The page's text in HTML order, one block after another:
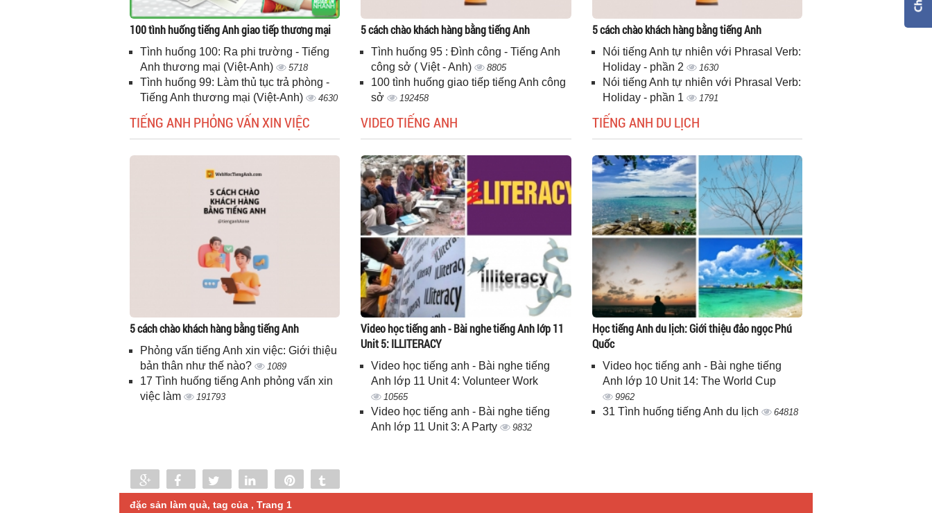
100 tình huống tiếng Anh giao tiếp thương mại
Tình huống 100: Ra phi trường - Tiếng
Anh thương mại (Việt-Anh)
5718
Tình huống 99: Làm thủ tục trả phòng -
Tiếng Anh thương mại (Việt-Anh)
4630
5 cách chào khách hàng bằng tiếng Anh
Tình huống 95 : Đình công - Tiếng Anh
công sở ( Việt - Anh)
8805
100 tình huống giao tiếp tiếng Anh công
sở
192458
5 cách chào khách hàng bằng tiếng Anh
Nói tiếng Anh tự nhiên với Phrasal Verb:
Holiday - phần 2
1630
Nói tiếng Anh tự nhiên với Phrasal Verb:
Holiday - phần 1
1791
TIẾNG ANH PHỎNG VẤN XIN VIỆC
5 cách chào khách hàng bằng tiếng Anh
Phỏng vấn tiếng Anh xin việc: Giới thiệu
bản thân như thế nào?
1089
17 Tình huống tiếng Anh phỏng vấn xin
việc làm
191793
VIDEO TIẾNG ANH
Video học tiếng anh - Bài nghe tiếng Anh lớp 11
Unit 5: ILLITERACY
Video học tiếng anh - Bài nghe tiếng
Anh lớp 11 Unit 4: Volunteer Work
10565
Video học tiếng anh - Bài nghe tiếng
Anh lớp 11 Unit 3: A Party
9832
TIẾNG ANH DU LỊCH
Học tiếng Anh du lịch: Giới thiệu đảo ngọc Phú
Quốc
Video học tiếng anh - Bài nghe tiếng
Anh lớp 10 Unit 14: The World Cup
9962
31 Tình huống tiếng Anh du lịch 64818
Share Share Tweet Share
0
đặc sản làm quà, tag của , Trang 1